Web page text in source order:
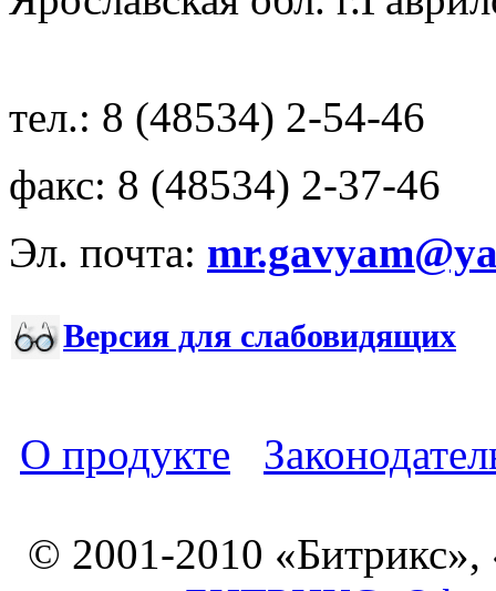
тел.: 8 (48534) 2-54-46
факс: 8 (48534) 2-37-46
Эл. почта:
Версия для слабовидящих
О продукте
© 2001-2010 «Битрикс»,